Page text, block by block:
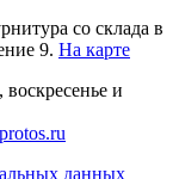
со склада в
9. На карте
и
данных